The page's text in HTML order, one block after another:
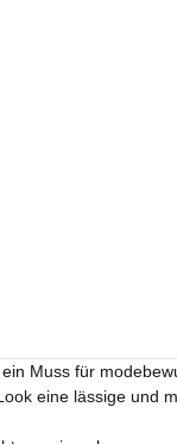
Muss für
eine lässige und